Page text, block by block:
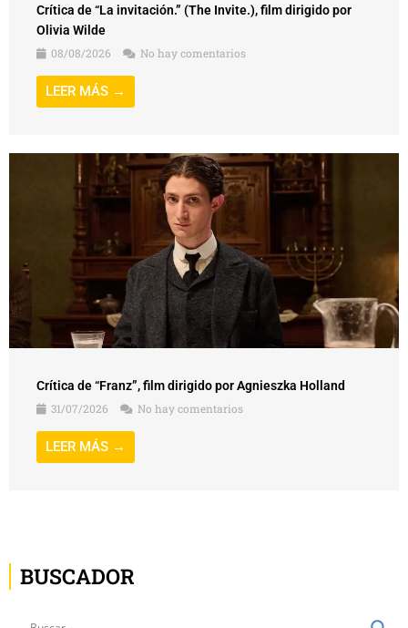
Crítica de “La invitación.” (The Invite.), film dirigido por
Olivia Wilde
08/08/2026
No hay comentarios
LEER MÁS →
Crítica de “Franz”, film dirigido por Agnieszka Holland
31/07/2026
No hay comentarios
LEER MÁS →
BUSCADOR